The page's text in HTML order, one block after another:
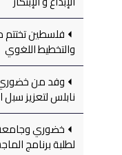
فلسطين تختتم
والتخطيط اللغوي
وفد من خضوري
نابلس لتعزيز سبل
خضوري
لطلبة برنامج